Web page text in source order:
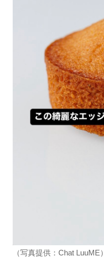
（写真提供：Chat LuuME）